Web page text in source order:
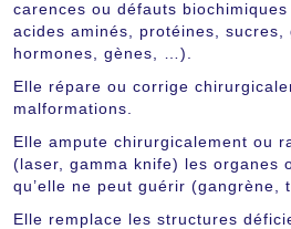
carences ou défauts
acides aminés, protéines, sucres,
hormones, gènes, …).
Elle répare ou corrige
malformations.
Elle ampute chirurgicalement ou
(laser, gamma knife) les organes
qu’elle ne peut guérir (gangrène,
Elle remplace les structures